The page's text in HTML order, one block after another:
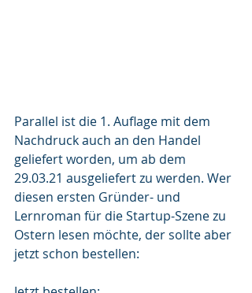
Parallel ist die 1. Auflage mit dem
Nachdruck auch an den Handel
geliefert worden, um ab dem
29.03.21 ausgeliefert zu werden. Wer
diesen ersten Gründer- und
Lernroman für die Startup-Szene zu
Ostern lesen möchte, der sollte aber
jetzt schon bestellen: